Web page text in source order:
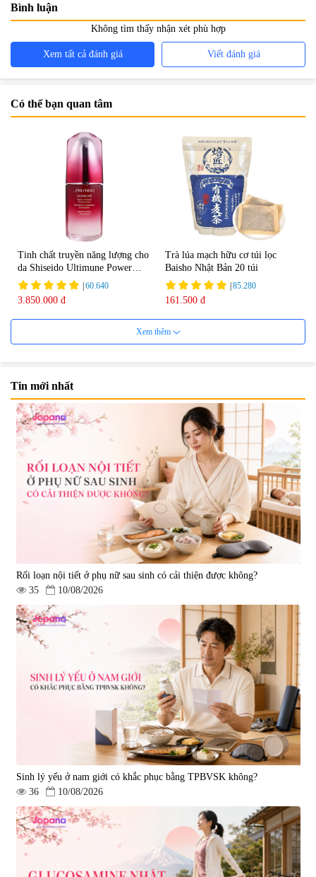
Bình luận
Không tìm thấy nhận xét phù hợp
Xem tất cả đánh giá Viết đánh giá
Có thể bạn quan tâm
Tinh chất truyền năng lượng cho
da Shiseido Ultimune Power
75ml
|60.640
3.850.000 đ
Trà lúa mạch hữu cơ túi lọc
Baisho Nhật Bản 20 túi
|85.280
161.500 đ
Viên uống bổ não Ribeto Shoji
Ichoha Ekisu Plus - 90 viên
57.920
1.450.000 đ
Viên nang uống cải thiện thị lực,
trí nhớ DHA + EPA + Flaxseed
Oil 30 viên/gói - Date 02/2027
|52.346
225.000 đ
Tẩy tế bào chết Nichiei Bussan
Nano NMN+ Peeling Gel
1.490.000 đ
Viên uống hỗ trợ bền thành
mạch, ngừa tai biến Elastin Plus
& Nattokinase Hokoen 80 viên
|0
980.000 đ
Viên uống bổ gan Ribeto Shoji
Hepaclean 60 viên
690.000 đ
Viên uống hỗ trợ cải thiện thoát
vị đĩa đệm Kyoto Has 30 viên
|14.560
1.600.000 đ
Xem thêm
Tin mới nhất
Rối loạn nội tiết ở phụ nữ sau sinh có cải thiện được không?
35
10/08/2026
Sinh lý yếu ở nam giới có khắc phục bằng TPBVSK không?
36
10/08/2026